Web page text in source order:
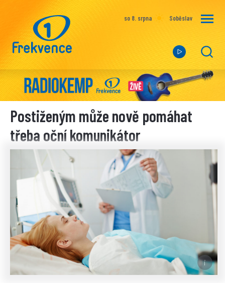
so 8. srpna Soběslav
Postiženým může nově pomáhat
třeba oční komunikátor